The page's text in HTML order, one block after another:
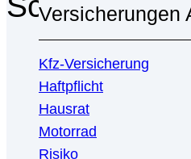
Versicherungen
Kfz-Versicherung
Haftpflicht
Hausrat
Motorrad
Risiko